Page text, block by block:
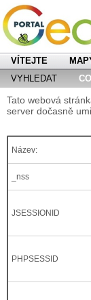
VÍTEJTE
VYHLEDAT
Tato webová
server dočasně
Název:
_nss
JSESSIONID
PHPSESSID